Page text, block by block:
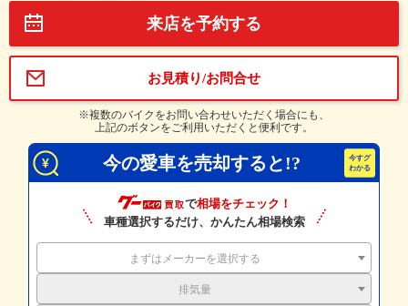
来店を予約する
お見積り/お問合せ
※複数のバイクをお問い合わせいただく場合にも、
上記のボタンをご利用いただくと便利です。
今の愛車を売却すると!?
で相場をチェック！
車種選択するだけ、かんたん相場検索
まずはメーカーを選択する
排気量